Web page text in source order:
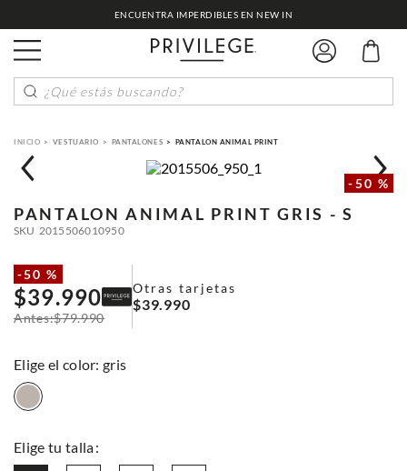
ENCUENTRA IMPERDIBLES EN NEW IN
¿Qué estás buscando?
VESTUARIO PANTALONES PANTALON ANIMAL PRINT
-50 %
PANTALON ANIMAL PRINT GRIS - S
SKU 2015506010950
-50 %
$39.990
$79.990
Otras tarjetas
$39.990
: gris